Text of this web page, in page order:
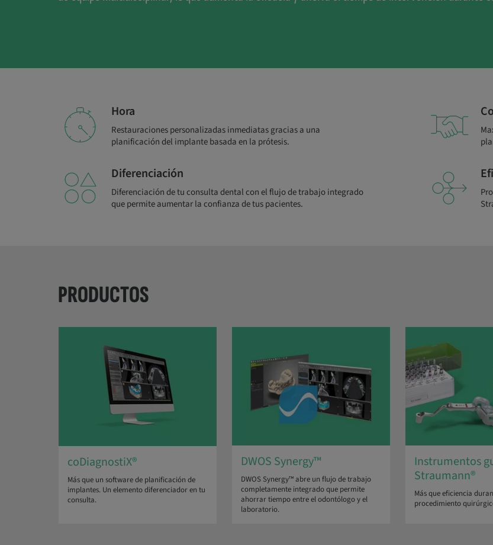
Hora
Restauraciones personalizadas inmediatas gracias a una
planificación del implante basada en la prótesis.
Diferenciación
Diferenciación de tu consulta dental con el flujo de trabajo integrado
que permite aumentar la confianza de tus pacientes.
PRODUCTOS
coDiagnostiX®
Más que un software de planificación de
implantes. Un elemento diferenciador en tu
consulta.
DWOS Synergy™
DWOS Synergy™ abre un flujo de trabajo
completamente integrado que permite
ahorrar tiempo entre el odontólogo y el
laboratorio.
Instrumentos
Straumann®
Más que eficiencia
procedimiento